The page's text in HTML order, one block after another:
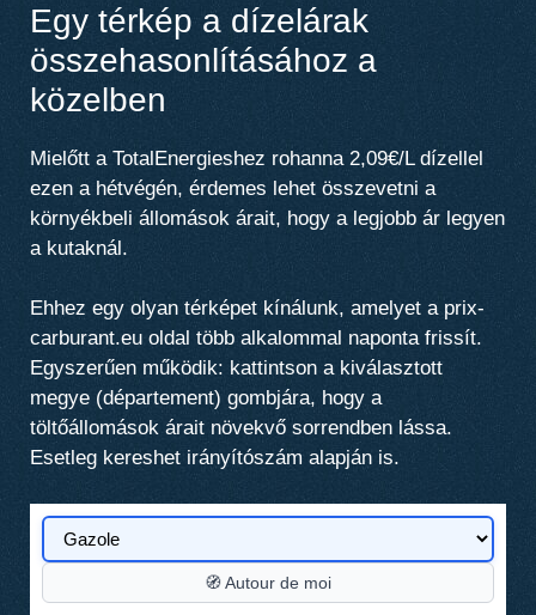
Egy térkép a dízelárak
összehasonlításához a
közelben
Mielőtt a TotalEnergieshez rohanna 2,09€/L dízellel
ezen a hétvégén, érdemes lehet összevetni a
környékbeli állomások árait, hogy a legjobb ár legyen
a kutaknál.
Ehhez egy olyan térképet kínálunk, amelyet a prix-
carburant.eu oldal több alkalommal naponta frissít.
Egyszerűen működik: kattintson a kiválasztott
megye (département) gombjára, hogy a
töltőállomások árait növekvő sorrendben lássa.
Esetleg kereshet irányítószám alapján is.